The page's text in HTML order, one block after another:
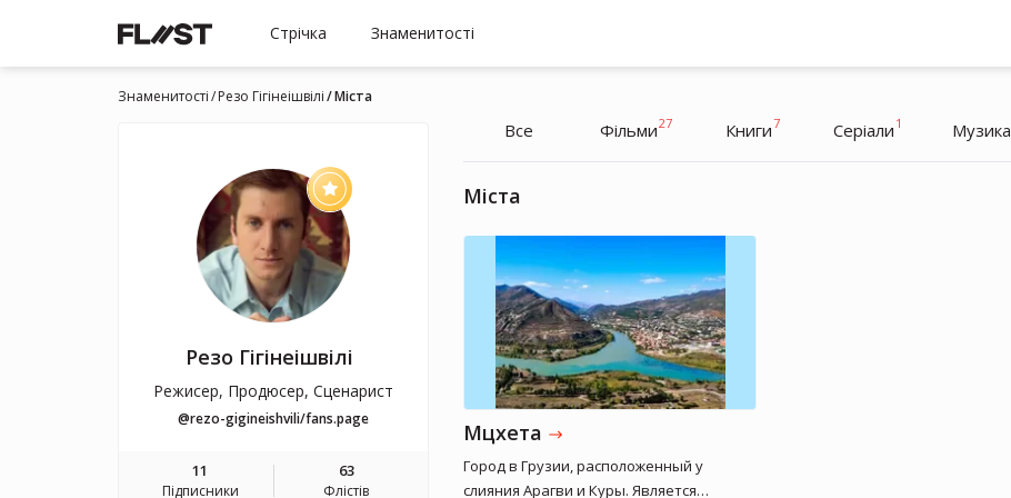
Стрічка Знаменитості
Знаменитості Резо Гігінеішвілі Міста
Резо Гігінеішвілі
Режисер, Продюсер, Сценарист
@rezo-gigineishvili/fans.page
11
Підписники
63
Флістів
Все Фільми27 Книги7 Серіали 1 Музика
Міста
Мцхета
Город в Грузии, расположенный у
слияния Арагви и Куры. Является
Резо Гігінеішвілі
Режисер, Продюсер, Сценарист